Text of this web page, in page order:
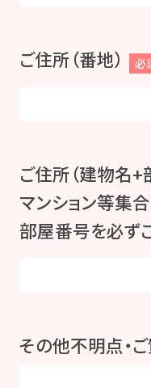
ご住所（番地） 必
ご住所（建物名+
マンション等集
部屋番号を必ず
その他不明点・